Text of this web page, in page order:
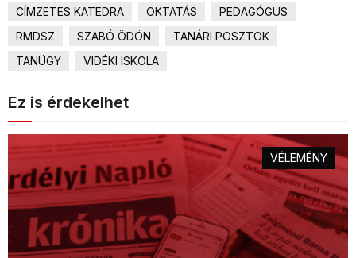
CÍMZETES KATEDRA OKTATÁS
PEDAGÓGUS
RMDSZ
SZABÓ ÖDÖN
TANÁRI POSZTOK
TANÜGY
VIDÉKI ISKOLA
Ez is érdekelhet
VÉLEMÉNY